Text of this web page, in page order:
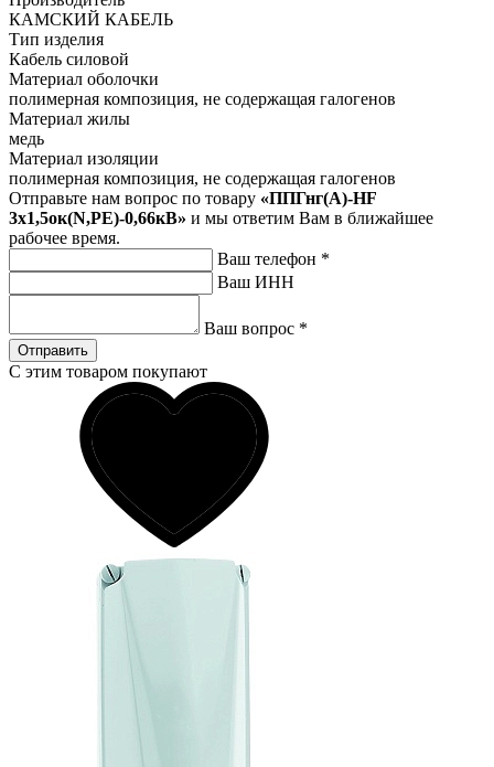
КАМСКИЙ КАБЕЛЬ
Тип изделия
Кабель силовой
Материал оболочки
полимерная композиция, не содержащая галогенов
Материал жилы
медь
Материал изоляции
полимерная композиция, не содержащая галогенов
Отправьте нам вопрос по товару «ППГнг(А)-HF
3х1,5ок(N,PE)-0,66кВ» и мы ответим Вам в ближайшее
рабочее время.
Ваш телефон *
Ваш ИНН
Ваш вопрос *
Отправить
С этим товаром покупают